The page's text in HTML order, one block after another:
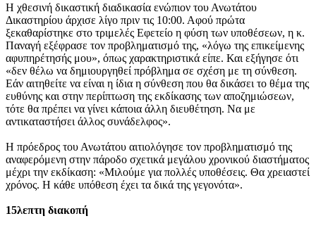
Η χθεσινή δικαστική διαδικασία ενώπιον του Ανωτάτου
Δικαστηρίου άρχισε λίγο πριν τις 10:00. Αφού πρώτα
ξεκαθαρίστηκε στο τριμελές Εφετείο η φύση των υποθέσεων, η κ.
Παναγή εξέφρασε τον προβληματισμό της, «λόγω της επικείμενης
αφυπηρέτησής μου», όπως χαρακτηριστικά είπε. Και εξήγησε ότι
«δεν θέλω να δημιουργηθεί πρόβλημα σε σχέση με τη σύνθεση.
Εάν αιτηθείτε να είναι η ίδια η σύνθεση που θα δικάσει το θέμα της
ευθύνης και στην περίπτωση της εκδίκασης των αποζημιώσεων,
τότε θα πρέπει να γίνει κάποια άλλη διευθέτηση. Να με
αντικαταστήσει άλλος συνάδελφος».
Η πρόεδρος του Ανωτάτου αιτιολόγησε τον προβληματισμό της
αναφερόμενη στην πάροδο σχετικά μεγάλου χρονικού διαστήματος
μέχρι την εκδίκαση: «Μιλούμε για πολλές υποθέσεις. Θα χρειαστεί
χρόνος. Η κάθε υπόθεση έχει τα δικά της γεγονότα».
15λεπτη διακοπή